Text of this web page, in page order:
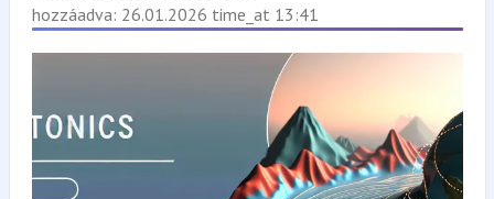
hozzáadva: 26.01.2026 time_at 13:41